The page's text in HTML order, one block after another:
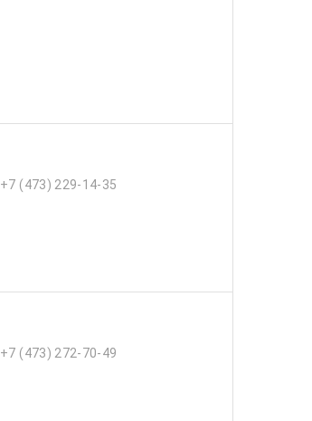
+7 (473) 229-14-35
+7 (473) 272-70-49